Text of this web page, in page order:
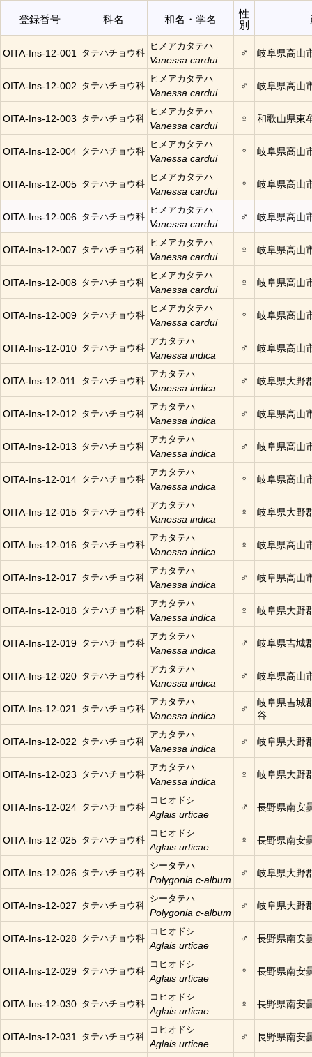
登録番号 科名 和名・学名
性
別
OITA-Ins-12-001 タテハチョウ科
ヒメアカタテハ
Vanessa cardui
♂ 岐阜県高山
OITA-Ins-12-002 タテハチョウ科
ヒメアカタテハ
Vanessa cardui
♂ 岐阜県高山
OITA-Ins-12-003 タテハチョウ科
ヒメアカタテハ
Vanessa cardui
♀ 和歌山県東
OITA-Ins-12-004 タテハチョウ科
ヒメアカタテハ
Vanessa cardui
♀ 岐阜県高山
OITA-Ins-12-005 タテハチョウ科
ヒメアカタテハ
Vanessa cardui
♀ 岐阜県高山
OITA-Ins-12-006 タテハチョウ科
ヒメアカタテハ
Vanessa cardui
♂ 岐阜県高山
OITA-Ins-12-007 タテハチョウ科
ヒメアカタテハ
Vanessa cardui
♀ 岐阜県高山
OITA-Ins-12-008 タテハチョウ科
ヒメアカタテハ
Vanessa cardui
♀ 岐阜県高山
OITA-Ins-12-009 タテハチョウ科
ヒメアカタテハ
Vanessa cardui
♀ 岐阜県高山
OITA-Ins-12-010 タテハチョウ科
アカタテハ
Vanessa indica
♂ 岐阜県高山
OITA-Ins-12-011 タテハチョウ科
アカタテハ
Vanessa indica
♂ 岐阜県大野
OITA-Ins-12-012 タテハチョウ科
アカタテハ
Vanessa indica
♂ 岐阜県高山
OITA-Ins-12-013 タテハチョウ科
アカタテハ
Vanessa indica
♂ 岐阜県高山
OITA-Ins-12-014 タテハチョウ科
アカタテハ
Vanessa indica
♀ 岐阜県高山
OITA-Ins-12-015 タテハチョウ科
アカタテハ
Vanessa indica
♀ 岐阜県大野
OITA-Ins-12-016 タテハチョウ科
アカタテハ
Vanessa indica
♀ 岐阜県高山
OITA-Ins-12-017 タテハチョウ科
アカタテハ
Vanessa indica
♂ 岐阜県高山
OITA-Ins-12-018 タテハチョウ科
アカタテハ
Vanessa indica
♀ 岐阜県大野
OITA-Ins-12-019 タテハチョウ科
アカタテハ
Vanessa indica
♂ 岐阜県吉城
OITA-Ins-12-020 タテハチョウ科
アカタテハ
Vanessa indica
♂ 岐阜県高山
OITA-Ins-12-021 タテハチョウ科
アカタテハ
Vanessa indica
♂
岐阜県吉城
谷
OITA-Ins-12-022 タテハチョウ科
アカタテハ
Vanessa indica
♂ 岐阜県大野
OITA-Ins-12-023 タテハチョウ科
アカタテハ
Vanessa indica
♀ 岐阜県大野
OITA-Ins-12-024 タテハチョウ科
コヒオドシ
Aglais urticae
♂ 長野県南安
OITA-Ins-12-025 タテハチョウ科
コヒオドシ
Aglais urticae
♀ 長野県南安
OITA-Ins-12-026 タテハチョウ科
シータテハ
Polygonia c-album
♂ 岐阜県大野
OITA-Ins-12-027 タテハチョウ科
シータテハ
Polygonia c-album
♂ 岐阜県大野
OITA-Ins-12-028 タテハチョウ科
コヒオドシ
Aglais urticae
♂ 長野県南安
OITA-Ins-12-029 タテハチョウ科
コヒオドシ
Aglais urticae
♀ 長野県南安
OITA-Ins-12-030 タテハチョウ科
コヒオドシ
Aglais urticae
♀ 長野県南安
OITA-Ins-12-031 タテハチョウ科
コヒオドシ
Aglais urticae
♂ 長野県南安